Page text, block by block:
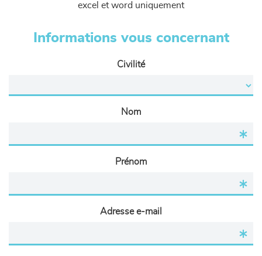
excel et word uniquement
Informations vous concernant
Civilité
Nom
Prénom
Adresse e-mail